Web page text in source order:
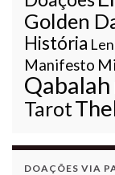
Golden
História
Manifesto
Qabalah
Tarot
DOAÇÕES VIA